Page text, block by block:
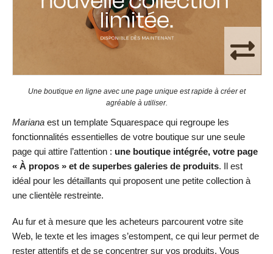
Une boutique en ligne avec une page unique est rapide à créer et
agréable à utiliser.
Mariana est un template Squarespace qui regroupe les
fonctionnalités essentielles de votre boutique sur une seule
page qui attire l’attention : une boutique intégrée, votre page
« À propos » et de superbes galeries de produits. Il est
idéal pour les détaillants qui proposent une petite collection à
une clientèle restreinte.
Au fur et à mesure que les acheteurs parcourent votre site
Web, le texte et les images s’estompent, ce qui leur permet de
rester attentifs et de se concentrer sur vos produits. Vous